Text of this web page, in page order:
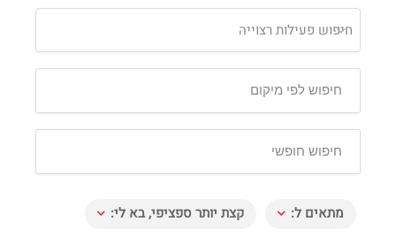
חיפוש פעילות רצוייה
מתאים ל:
קצת יותר ספציפי, בא לי: